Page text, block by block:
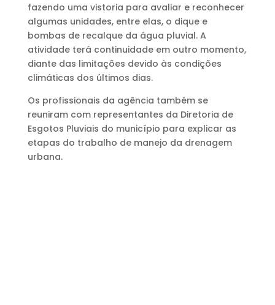
fazendo uma vistoria para avaliar e reconhecer
algumas unidades, entre elas, o dique e
bombas de recalque da água pluvial. A
atividade terá continuidade em outro momento,
diante das limitações devido às condições
climáticas dos últimos dias.
Os profissionais da agência também se
reuniram com representantes da Diretoria de
Esgotos Pluviais do município para explicar as
etapas do trabalho de manejo da drenagem
urbana.